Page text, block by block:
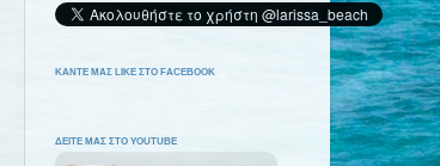
ΚΑΝΤΕ ΜΑΣ LIKE ΣΤΟ FACEBOOK
ΔΕΙΤΕ ΜΑΣ ΣΤΟ YOUTUBE